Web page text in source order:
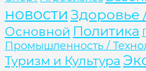
новости Здоровье
Основной Политика
Промышленность /
Туризм и Культура